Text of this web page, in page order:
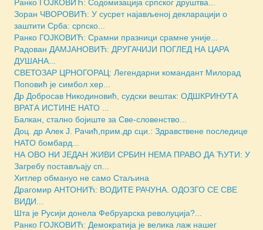
Ранко ГОЈКОВИЋ: Содомизација српског друштва...
Зоран ЧВОРОВИЋ: У сусрет најављеној декларацији о
заштити Срба: српско...
Ранко ГОЈКОВИЋ: Срамни празници срамне уније...
Радован ДАМЈАНОВИЋ: ДРУГАЧИЈИ ПОГЛЕД НА ЦАРА
ДУШАНА...
СВЕТОЗАР ЦРНОГОРАЦ: Легендарни командант Милорад
Поповић је симбол хер...
Др Добросав Никодиновић, судски вештак: ОДШКРИНУТА
ВРАТА ИСТИНЕ НАТО ...
Балкан, стално бојиште за Све-словенство...
Доц. др Алек Ј. Рачић,прим.др сци.: Здравствене последице
НАТО бомбард...
НА ОВО НИ ЈЕДАН ЖИВИ СРБИН НЕМА ПРАВО ДА ЋУТИ: У
Загребу постављају сп...
Хитлер обмануо не само Стаљина
Драгомир АНТОНИЋ: ВОДИТЕ РАЧУНА. ОДОЗГО СЕ СВЕ
ВИДИ...
Шта је Русији донела Фебруарска револуција?...
Ранко ГОЈКОВИЋ: Демократија је велика лаж нашег